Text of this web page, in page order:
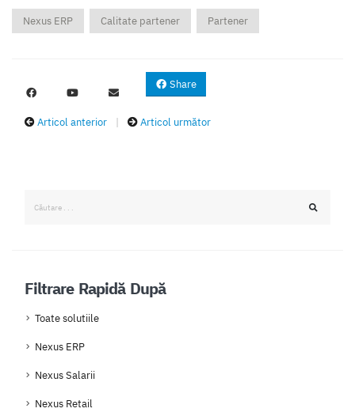
Nexus ERP Calitate partener Partener
Share
Articol anterior | Articol următor
Filtrare Rapidă După
Toate solutiile
Nexus ERP
Nexus Salarii
Nexus Retail